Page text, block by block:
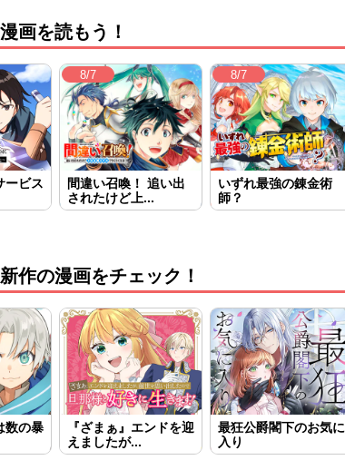
画を読もう！
ービス
8/7
間違い召喚！ 追い出
されたけど上...
8/7
いずれ最強の錬金術
師？
作の漫画をチェック！
数の暴
『ざまぁ』エンドを迎
えましたが...
最狂公爵閣下のお気に
入り